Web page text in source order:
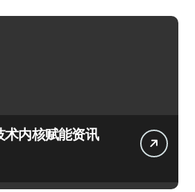
内核赋能资讯